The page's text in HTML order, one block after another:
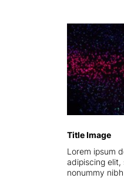
Title Image
Lorem ipsum
adipiscing elit,
nonummy